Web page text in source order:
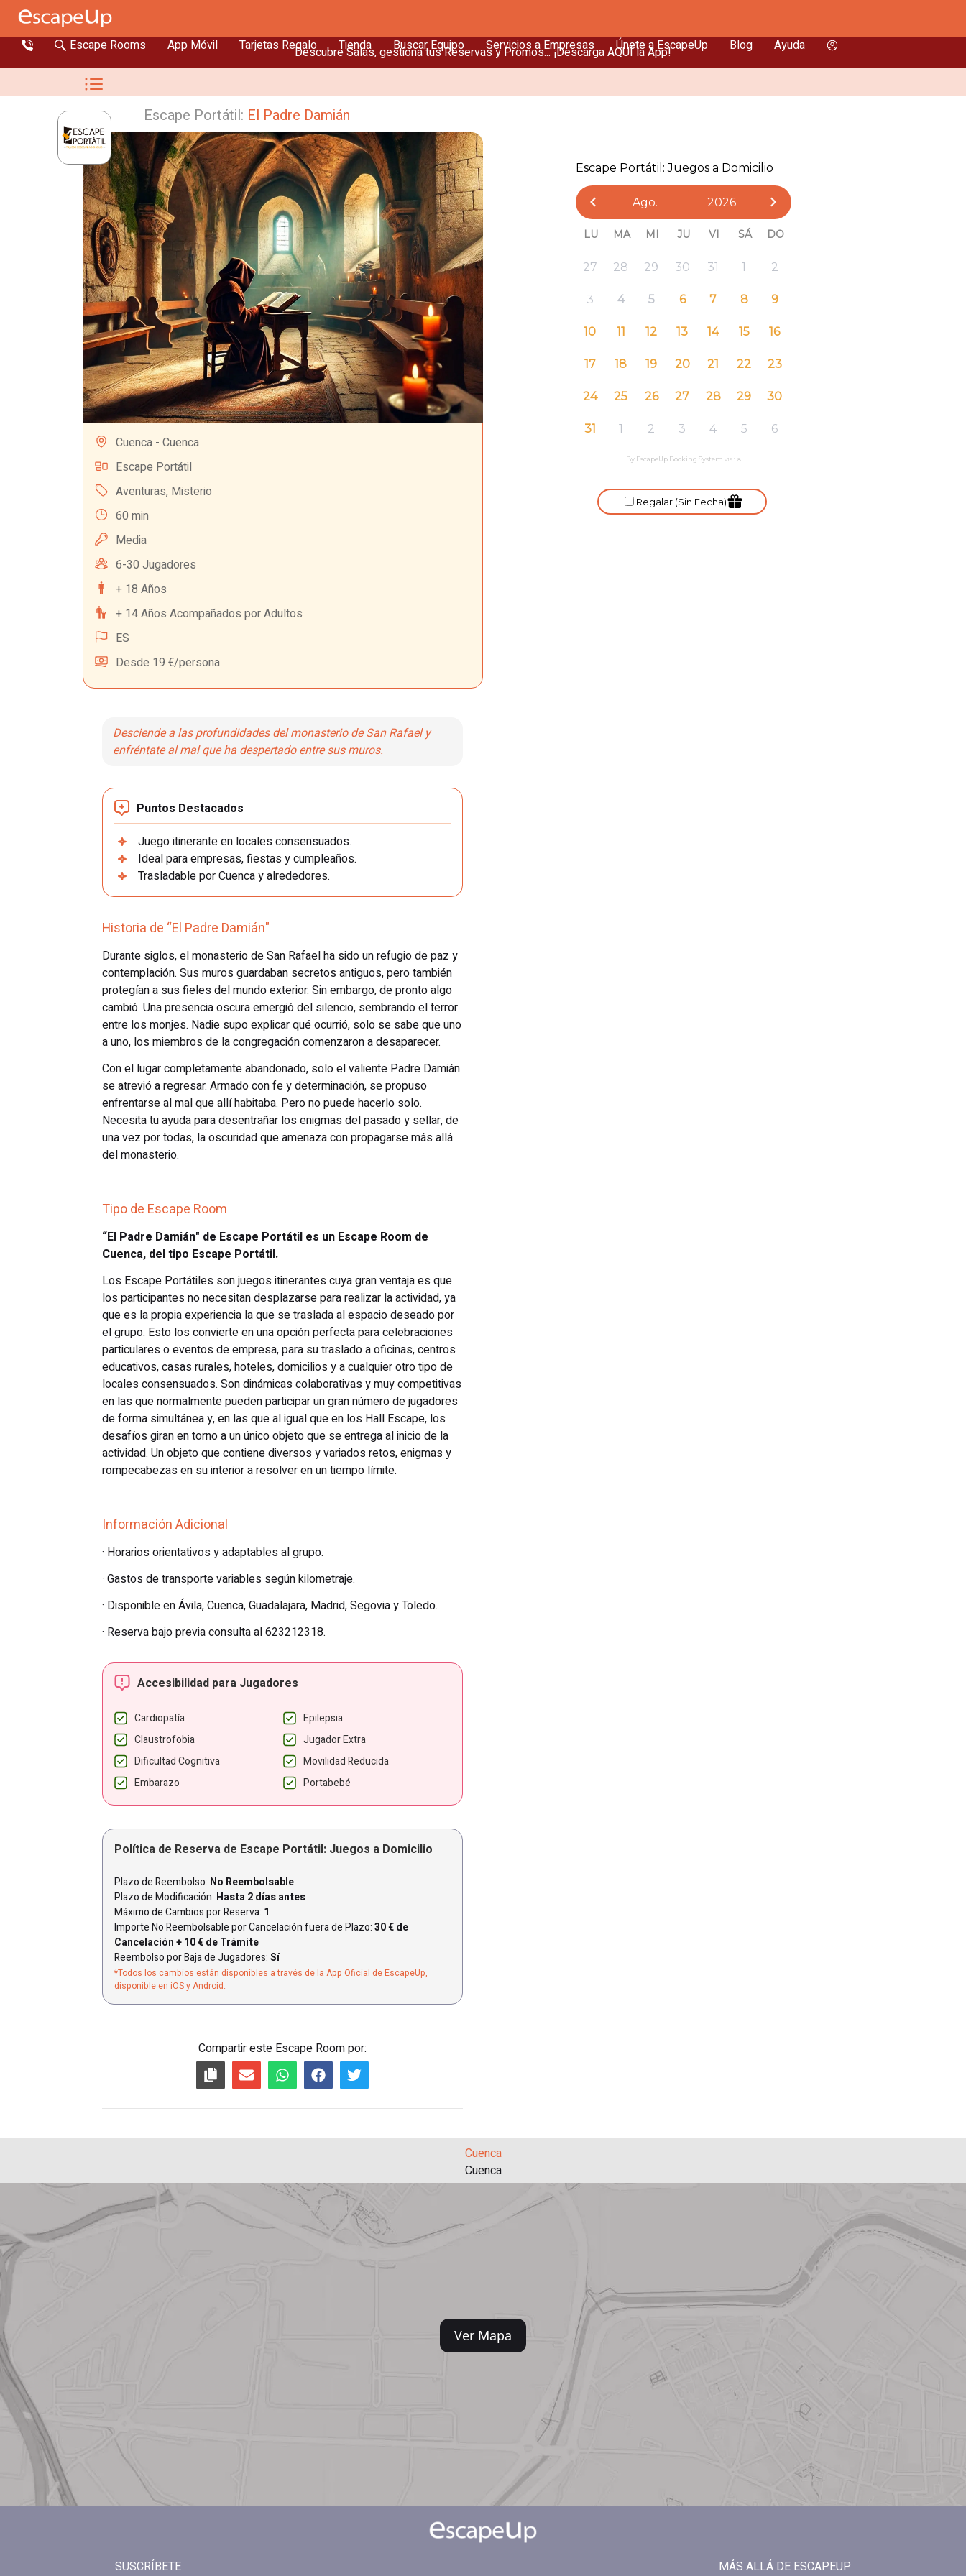
Escape Rooms App Móvil Tarjetas Regalo Tienda Buscar Equipo Servicios a Empresas Únete a EscapeUp Blog Ayuda
Descubre Salas, gestiona tus Reservas y Promos... ¡Descarga AQUÍ la App!
Escape Portátil: El Padre Damián
Cuenca - Cuenca
Escape Portátil
Aventuras, Misterio
60 min
Media
6-30 Jugadores
+ 18 Años
+ 14 Años Acompañados por Adultos
ES
Desde 19 €/persona
Desciende a las profundidades del monasterio de San Rafael y
enfréntate al mal que ha despertado entre sus muros.
Puntos Destacados
Juego itinerante en locales consensuados.
Ideal para empresas, fiestas y cumpleaños.
Trasladable por Cuenca y alrededores.
Historia de “El Padre Damián"
Durante siglos, el monasterio de San Rafael ha sido un refugio de paz y
contemplación. Sus muros guardaban secretos antiguos, pero también
protegían a sus fieles del mundo exterior. Sin embargo, de pronto algo
cambió. Una presencia oscura emergió del silencio, sembrando el terror
entre los monjes. Nadie supo explicar qué ocurrió, solo se sabe que uno
a uno, los miembros de la congregación comenzaron a desaparecer.
Con el lugar completamente abandonado, solo el valiente Padre Damián
se atrevió a regresar. Armado con fe y determinación, se propuso
enfrentarse al mal que allí habitaba. Pero no puede hacerlo solo.
Necesita tu ayuda para desentrañar los enigmas del pasado y sellar, de
una vez por todas, la oscuridad que amenaza con propagarse más allá
del monasterio.
Tipo de Escape Room
“El Padre Damián" de Escape Portátil es un Escape Room de
Cuenca, del tipo Escape Portátil.
Los Escape Portátiles son juegos itinerantes cuya gran ventaja es que
los participantes no necesitan desplazarse para realizar la actividad, ya
que es la propia experiencia la que se traslada al espacio deseado por
el grupo. Esto los convierte en una opción perfecta para celebraciones
particulares o eventos de empresa, para su traslado a oficinas, centros
educativos, casas rurales, hoteles, domicilios y a cualquier otro tipo de
locales consensuados. Son dinámicas colaborativas y muy competitivas
en las que normalmente pueden participar un gran número de jugadores
de forma simultánea y, en las que al igual que en los Hall Escape, los
desafíos giran en torno a un único objeto que se entrega al inicio de la
actividad. Un objeto que contiene diversos y variados retos, enigmas y
rompecabezas en su interior a resolver en un tiempo límite.
Información Adicional
· Horarios orientativos y adaptables al grupo.
· Gastos de transporte variables según kilometraje.
· Disponible en Ávila, Cuenca, Guadalajara, Madrid, Segovia y Toledo.
· Reserva bajo previa consulta al 623212318.
Accesibilidad para Jugadores
Cardiopatía
Epilepsia
Claustrofobia
Jugador Extra
Dificultad Cognitiva
Movilidad Reducida
Embarazo
Portabebé
Política de Reserva de Escape Portátil: Juegos a Domicilio
Plazo de Reembolso: No Reembolsable
Plazo de Modificación: Hasta 2 días antes
Máximo de Cambios por Reserva: 1
Importe No Reembolsable por Cancelación fuera de Plazo: 30 € de
Cancelación + 10 € de Trámite
Reembolso por Baja de Jugadores: Sí
*Todos los cambios están disponibles a través de la App Oficial de EscapeUp,
disponible en iOS y Android.
Compartir este Escape Room por:
Cuenca
Cuenca
Ver Mapa
SUSCRÍBETE
MÁS ALLÁ DE ESCAPEUP